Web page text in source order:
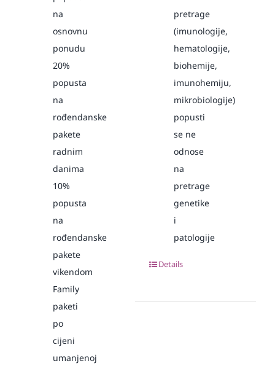
na
osnovnu
ponudu
20%
popusta
na
rođendanske
pakete
radnim
danima
10%
popusta
na
rođendanske
pakete
vikendom
Family
paketi
po
cijeni
umanjenoj
pretrage
(imunologije,
hematologije,
biohemije,
imunohemiju,
mikrobiologije)
popusti
se ne
odnose
na
pretrage
genetike
i
patologije
Details